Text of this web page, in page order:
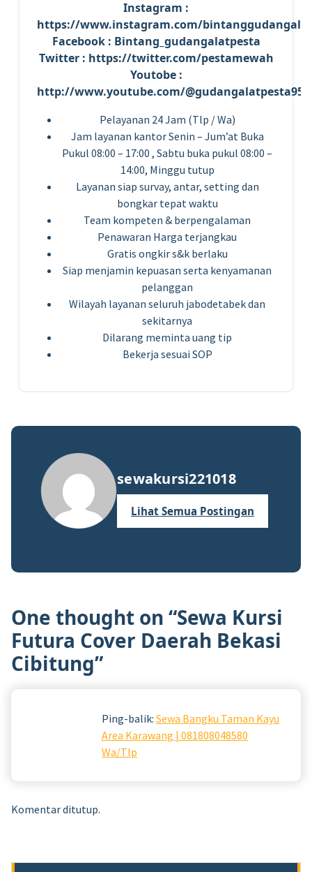
Instagram :
https://www.instagram.com/
Facebook : Bintang_gudangalatpesta
Twitter : https://twitter.com/pestamewah
Youtobe :
http://www.youtube.com/
Pelayanan 24 Jam (Tlp / Wa)
Jam layanan kantor Senin – Jum’at Buka
Pukul 08:00 – 17:00 , Sabtu buka pukul 08:00 –
14:00, Minggu tutup
Layanan siap survay, antar, setting dan
bongkar tepat waktu
Team kompeten & berpengalaman
Penawaran Harga terjangkau
Gratis ongkir s&k berlaku
Siap menjamin kepuasan serta kenyamanan
pelanggan
Wilayah layanan seluruh jabodetabek dan
sekitarnya
Dilarang meminta uang tip
Bekerja sesuai SOP
sewakursi221018
Lihat Semua Postingan
One thought on “Sewa Kursi
Futura Cover Daerah Bekasi
Cibitung”
Ping-balik: Sewa Bangku Taman Kayu
Area Karawang | 081808048580
Wa/Tlp
Komentar ditutup.